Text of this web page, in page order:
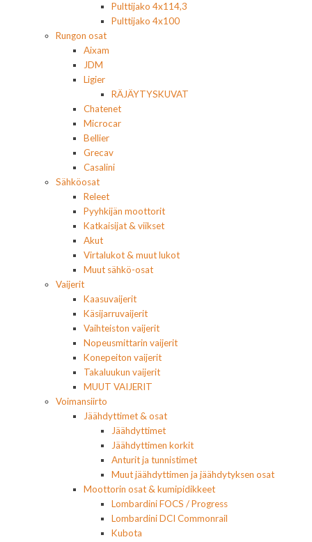
Pulttijako 4x114,3
Pulttijako 4x100
Rungon osat
Aixam
JDM
Ligier
RÄJÄYTYSKUVAT
Chatenet
Microcar
Bellier
Grecav
Casalini
Sähköosat
Releet
Pyyhkijän moottorit
Katkaisijat & viikset
Akut
Virtalukot & muut lukot
Muut sähkö-osat
Vaijerit
Kaasuvaijerit
Käsijarruvaijerit
Vaihteiston vaijerit
Nopeusmittarin vaijerit
Konepeiton vaijerit
Takaluukun vaijerit
MUUT VAIJERIT
Voimansiirto
Jäähdyttimet & osat
Jäähdyttimet
Jäähdyttimen korkit
Anturit ja tunnistimet
Muut jäähdyttimen ja jäähdytyksen osat
Moottorin osat & kumipidikkeet
Lombardini FOCS / Progress
Lombardini DCI Commonrail
Kubota